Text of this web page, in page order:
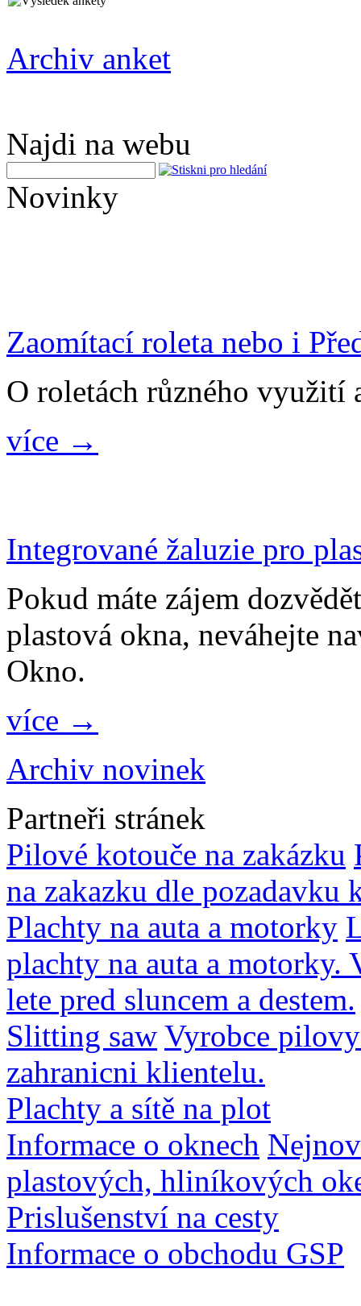
Archiv anket
Najdi na webu
Novinky
Zaomítací roleta nebo i
O roletách různého využití
více →
Integrované žaluzie pro
Pokud máte zájem
plastová okna, neváhejte
Okno.
více →
Archiv novinek
Partneři stránek
Pilové kotouče na zakázku
na zakazku dle pozadavku
Plachty na auta a motorky
plachty na auta a motorky.
lete pred sluncem a destem.
Slitting saw Vyrobce
zahranicni klientelu.
Plachty a sítě na plot
Informace o oknech
plastových, hliníkových
Prislušenství na cesty
Informace o obchodu GSP